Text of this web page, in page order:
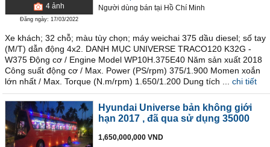
4 ảnh
Đăng ngày: 17/03/2022
Người dùng bán tại Hồ Chí Minh
Xe khách; 32 chỗ; màu tùy chọn; máy weichai 375 dầu diesel; số tay
(M/T) dẫn động 4x2. DANH MỤC UNIVERSE TRACO120 K32G -
W375 Động cơ / Engine Model WP10H.375E40 Năm sản xuất 2018
Công suất động cơ / Max. Power (PS/rpm) 375/1.900 Momen xoắn
lớn nhất / Max. Torque (N.m/rpm) 1.650/1.200 Dung tích ...
chi tiết
Hyundai Universe bản không giới
hạn 2017 , đã qua sử dụng 35000
1,650,000,000 VND